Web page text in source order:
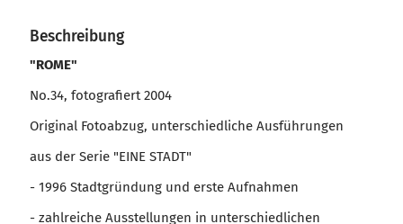
Beschreibung
"ROME"
No.34, fotografiert 2004
Original Fotoabzug, unterschiedliche Ausführungen
aus der Serie "EINE STADT"
- 1996 Stadtgründung und erste Aufnahmen
- zahlreiche Ausstellungen in unterschiedlichen